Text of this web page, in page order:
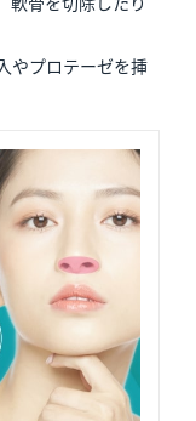
やプロテーゼを挿